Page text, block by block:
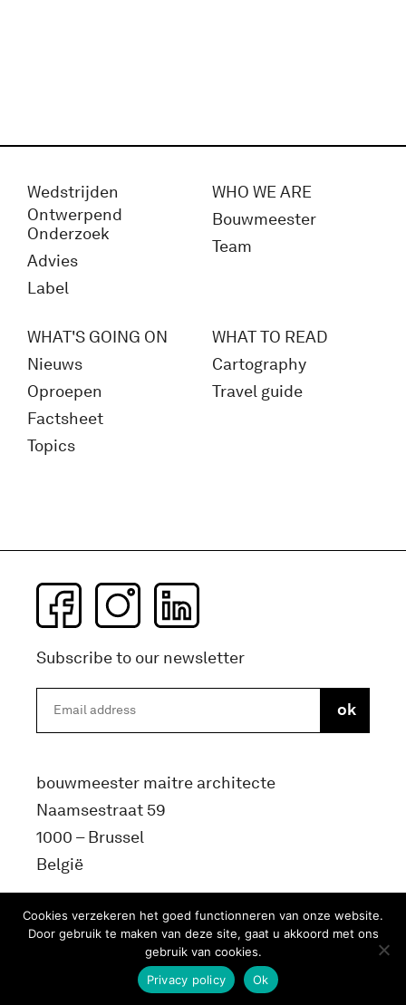
Wedstrijden
Ontwerpend
Onderzoek
Advies
Label
WHO WE ARE
Bouwmeester
Team
WHAT'S GOING ON
Nieuws
Oproepen
Factsheet
Topics
WHAT TO READ
Cartography
Travel guide
Subscribe to our newsletter
bouwmeester maitre architecte
Naamsestraat 59
1000 – Brussel
België
info@bma.brussels
Cookies verzekeren het goed functionneren van onze website.
Door gebruik te maken van deze site, gaat u akkoord met ons
gebruik van cookies.
Ok
Privacy policy